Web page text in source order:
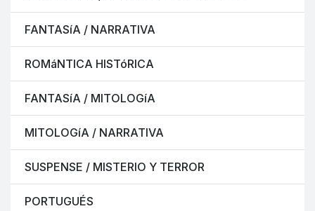
FANTASíA / NARRATIVA
ROMáNTICA HISTóRICA
FANTASíA / MITOLOGíA
MITOLOGíA / NARRATIVA
SUSPENSE / MISTERIO Y TERROR
PORTUGUÉS